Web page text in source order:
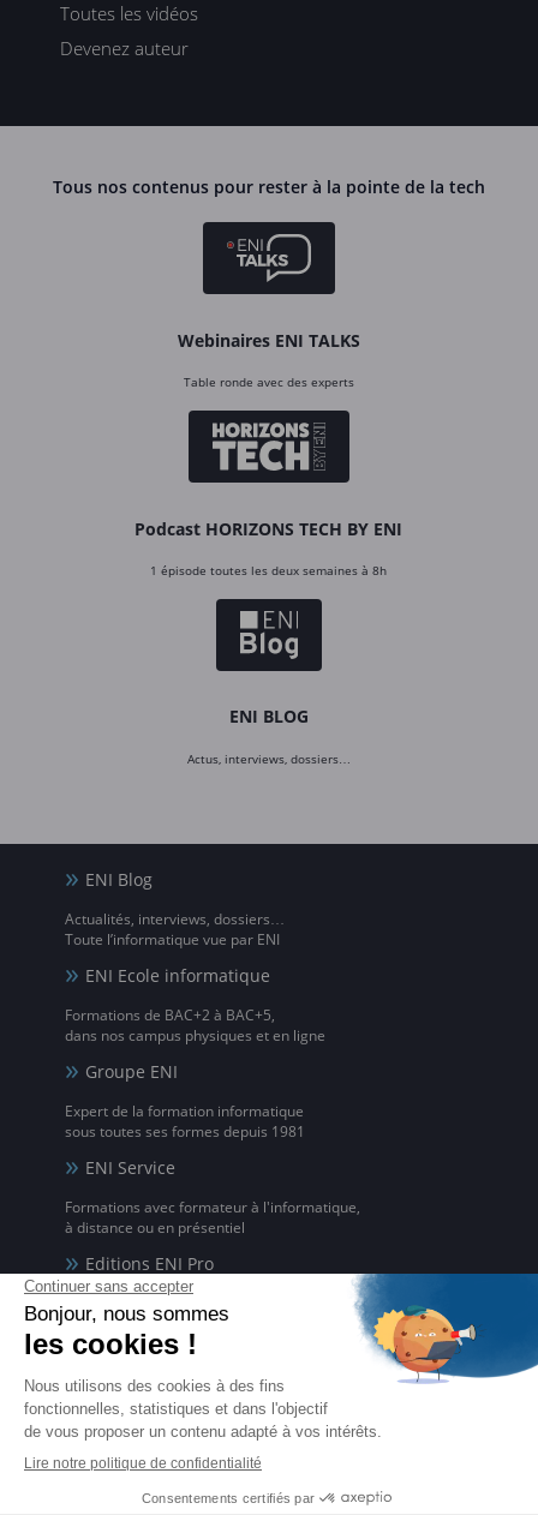
Toutes les vidéos
Devenez auteur
Tous nos contenus pour rester à la pointe de la tech
Webinaires ENI TALKS
Table ronde avec des experts
Podcast HORIZONS TECH BY ENI
1 épisode toutes les deux semaines à 8h
ENI BLOG
Actus, interviews, dossiers…
ENI Blog
Actualités, interviews, dossiers…
Toute l’informatique vue par ENI
ENI Ecole informatique
Formations de BAC+2 à BAC+5,
dans nos campus physiques et en ligne
Groupe ENI
Expert de la formation informatique
sous toutes ses formes depuis 1981
ENI Service
Formations avec formateur à l'informatique,
à distance ou en présentiel
Editions ENI Pro
pour les organismes de formation
ENI elearning
La solution de formation à l'informatique en ligne,
disponible en 5 langues
Certifications ENI
Certifications à l'informatique